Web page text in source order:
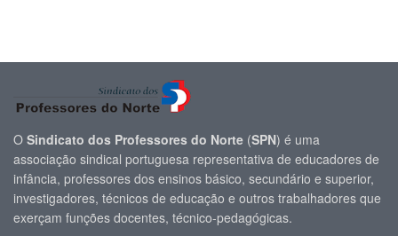
O Sindicato dos Professores do Norte (SPN) é uma
associação sindical portuguesa representativa de educadores de
infância, professores dos ensinos básico, secundário e superior,
investigadores, técnicos de educação e outros trabalhadores que
exerçam funções docentes, técnico-pedagógicas.